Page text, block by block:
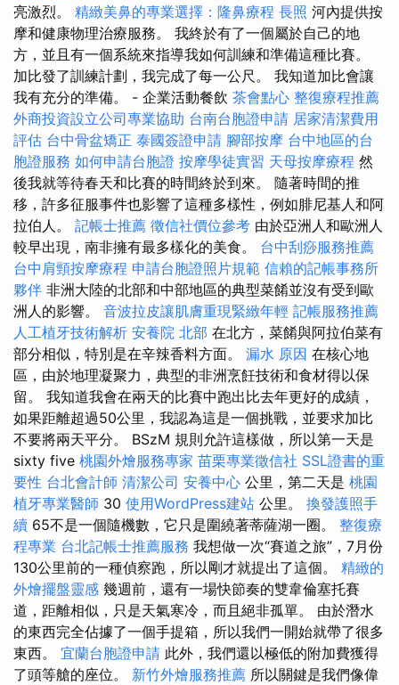
亮激烈。 精緻美鼻的專業選擇：隆鼻療程 長照 河內提供按
摩和健康物理治療服務。 我終於有了一個屬於自己的地
方，並且有一個系統來指導我如何訓練和準備這種比賽。
加比發了訓練計劃，我完成了每一公尺。 我知道加比會讓
我有充分的準備。 - 企業活動餐飲 茶會點心 整復療程推薦
外商投資設立公司專業協助 台南台胞證申請 居家清潔費用
評估 台中骨盆矯正 泰國簽證申請 腳部按摩 台中地區的台
胞證服務 如何申請台胞證 按摩學徒實習 天母按摩療程 然
後我就等待春天和比賽的時間終於到來。 隨著時間的推
移，許多征服事件也影響了這種多樣性，例如腓尼基人和阿
拉伯人。 記帳士推薦 徵信社價位參考 由於亞洲人和歐洲人
較早出現，南非擁有最多樣化的美食。 台中刮痧服務推薦
台中肩頸按摩療程 申請台胞證照片規範 信賴的記帳事務所
夥伴 非洲大陸的北部和中部地區的典型菜餚並沒有受到歐
洲人的影響。 音波拉皮讓肌膚重現緊緻年輕 記帳服務推薦
人工植牙技術解析 安養院 北部 在北方，菜餚與阿拉伯菜有
部分相似，特別是在辛辣香料方面。 漏水 原因 在核心地
區，由於地理凝聚力，典型的非洲烹飪技術和食材得以保
留。 我知道我會在兩天的比賽中跑出比去年更好的成績，
如果距離超過50公里，我認為這是一個挑戰，並要求加比
不要將兩天平分。 BSzM 規則允許這樣做，所以第一天是
sixty five 桃園外燴服務專家 苗栗專業徵信社 SSL證書的重
要性 台北會計師 清潔公司 安養中心 公里，第二天是 桃園
植牙專業醫師 30 使用WordPress建站 公里。 換發護照手
續 65不是一個隨機數，它只是圍繞著蒂薩湖一圈。 整復療
程專業 台北記帳士推薦服務 我想做一次“賽道之旅”，7月份
130公里前的一種偵察跑，所以剛才就提出了這個。 精緻的
外燴擺盤靈感 幾週前，還有一場快節奏的雙韋倫塞托賽
道，距離相似，只是天氣寒冷，而且絕非孤單。 由於潛水
的東西完全佔據了一個手提箱，所以我們一開始就帶了很多
東西。 宜蘭台胞證申請 此外，我們還以極低的附加費獲得
了頭等艙的座位。 新竹外燴服務推薦 所以關鍵是我們像偉